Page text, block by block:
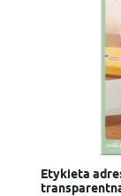
Etykieta